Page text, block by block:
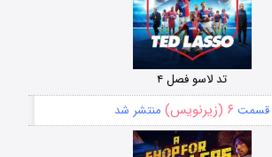
تد لاسو فصل ۴
قسمت ۶ (زیرنویس) منتشر شد